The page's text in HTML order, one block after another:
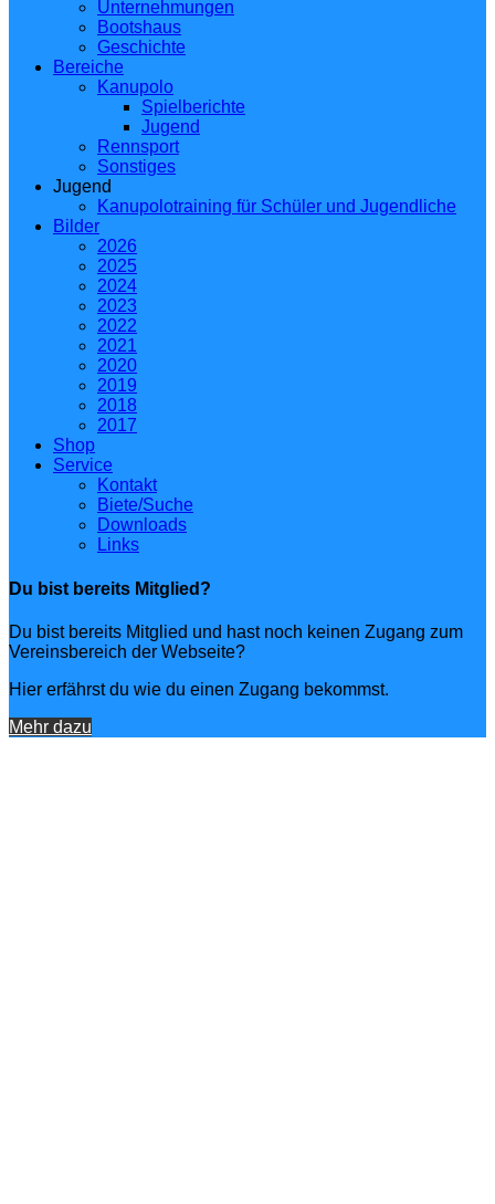
Unternehmungen
Bootshaus
Geschichte
Bereiche
Kanupolo
Spielberichte
Jugend
Rennsport
Sonstiges
Jugend
Kanupolotraining für Schüler und Jugendliche
Bilder
2026
2025
2024
2023
2022
2021
2020
2019
2018
2017
Shop
Service
Kontakt
Biete/Suche
Downloads
Links
Du bist bereits Mitglied?
Du bist bereits Mitglied und hast noch keinen Zugang zum
Vereinsbereich der Webseite?
Hier erfährst du wie du einen Zugang bekommst.
Mehr dazu